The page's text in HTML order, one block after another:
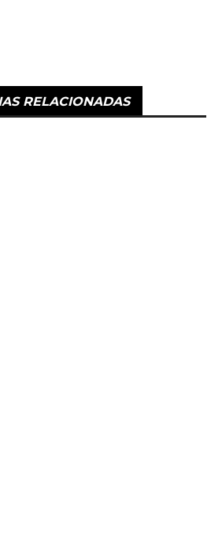
RELACIONADAS